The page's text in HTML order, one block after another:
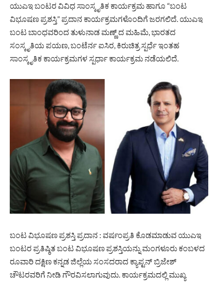
ಯುಎಇ ಬಂಟರ ವಿವಿಧ ಸಾಂಸ್ಕೃತಿಕ ಕಾರ್ಯಕ್ರಮ ಹಾಗೂ “ಬಂಟ
ವಿಭೂಷಣ ಪ್ರಶಸ್ತಿ” ಪ್ರದಾನ ಕಾರ್ಯಕ್ರಮಗಳೊಂದಿಗೆ ಜರಗಲಿದೆ. ಯುಎಇ
ಬಂಟ ಬಾಂಧವರಿಂದ ತುಳುನಾಡ ಮಣ್ಣ್ ದ ಮಹಿಮೆ, ಭಾರತದ‌
ಸಂಸ್ಕೃತಿಯ ಪಯಣ, ಬಂಟೆರ್ನ ಐಸಿರ, ಕಿರುಚಿತ್ರ ಸ್ಪರ್ಧೆ ಇಂತಹ
ಸಾಂಸ್ಕೃತಿಕ ಕಾರ್ಯಕ್ರಮಗಳ ಸ್ಪರ್ಧಾ ಕಾರ್ಯಕ್ರಮ ನಡೆಯಲಿದೆ.
ಬಂಟ ವಿಭೂಷಣ ಪ್ರಶಸ್ತಿ ಪ್ರದಾನ : ವರ್ಷಂಪ್ರತಿ ಕೊಡಮಾಡುವ ಯುಎಇ
ಬಂಟರ ಪ್ರತಿಷ್ಠಿತ ಬಂಟ ವಿಭೂಷಣ ಪ್ರಶಸ್ತಿಯನ್ನು ಮಂಗಳೂರು ಕಂಬಳದ
ರೂವಾರಿ ದಕ್ಷಿಣ ಕನ್ನಡ ಜಿಲ್ಲೆಯ ಸಂಸದರಾದ ಕ್ಯಾಪ್ಟನ್ ಬ್ರಿಜೇಶ್
ಚೌಟರವರಿಗೆ ನೀಡಿ ಗೌರವಿಸಲಾಗುವುದು. ಕಾರ್ಯಕ್ರಮದಲ್ಲಿ ಮುಖ್ಯ